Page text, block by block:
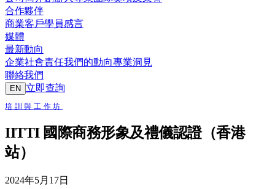
合作夥伴
商業客戶學員感言
媒體
最新動向
企業社會責任我們的動向專業洞見
聯絡我們
EN 立即查詢
培訓與工作坊
IITTI 國際商務形象及禮儀認證（香港
站）
2024年5月17日